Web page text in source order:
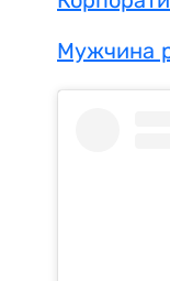
Мужчина